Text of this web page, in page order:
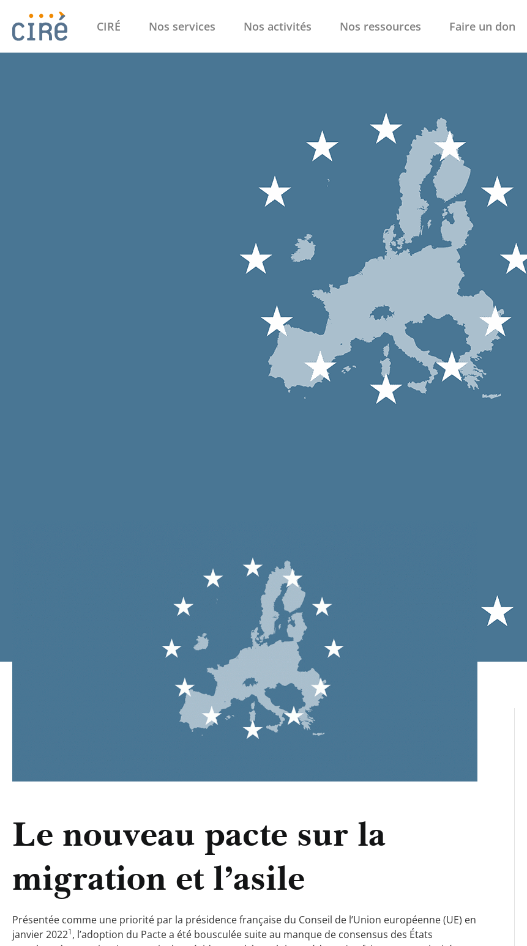
CIRÉ Nos services Nos activités Nos ressources Faire un don
Le nouveau pacte sur la
migration et l’asile
Présentée comme une priorité par la présidence française du Conseil de l’Union européenne (UE) en
janvier 20221, l’adoption du Pacte a été bousculée suite au manque de consensus des États